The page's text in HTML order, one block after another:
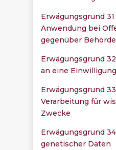
Erwägungsgrund 31
Anwendung bei
gegenüber
Erwägungsgrund
an eine Einwilligung
Erwägungsgrund
Verarbeitung für
Zwecke
Erwägungsgrund
genetischer Daten